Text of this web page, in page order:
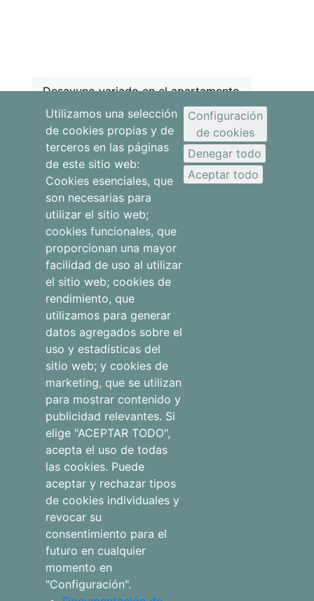
Desayuno variado en el apartamento
Utilizamos una selección
de cookies propias y de
terceros en las páginas
de este sitio web:
Cookies esenciales, que
son necesarias para
utilizar el sitio web;
cookies funcionales, que
proporcionan una mayor
facilidad de uso al utilizar
el sitio web; cookies de
rendimiento, que
utilizamos para generar
datos agregados sobre el
uso y estadísticas del
sitio web; y cookies de
marketing, que se utilizan
para mostrar contenido y
publicidad relevantes. Si
elige "ACEPTAR TODO",
acepta el uso de todas
las cookies. Puede
aceptar y rechazar tipos
de cookies individuales y
revocar su
consentimiento para el
futuro en cualquier
momento en
"Configuración".
Configuración
de cookies
Denegar todo
Aceptar todo
Apartamentos
alojamientos
Blog
Qué hacer
Tienda
Aviso legal
Política de
privacidad
Política de